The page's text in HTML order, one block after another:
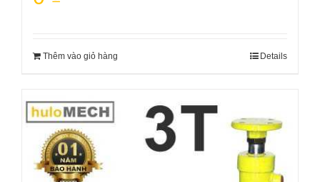
Thêm vào giỏ hàng Details